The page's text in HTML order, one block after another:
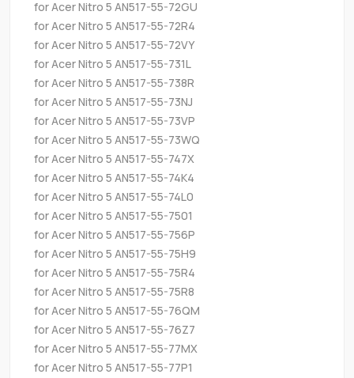
for Acer Nitro 5 AN517-55-72GU
for Acer Nitro 5 AN517-55-72R4
for Acer Nitro 5 AN517-55-72VY
for Acer Nitro 5 AN517-55-731L
for Acer Nitro 5 AN517-55-738R
for Acer Nitro 5 AN517-55-73NJ
for Acer Nitro 5 AN517-55-73VP
for Acer Nitro 5 AN517-55-73WQ
for Acer Nitro 5 AN517-55-747X
for Acer Nitro 5 AN517-55-74K4
for Acer Nitro 5 AN517-55-74L0
for Acer Nitro 5 AN517-55-7501
for Acer Nitro 5 AN517-55-756P
for Acer Nitro 5 AN517-55-75H9
for Acer Nitro 5 AN517-55-75R4
for Acer Nitro 5 AN517-55-75R8
for Acer Nitro 5 AN517-55-76QM
for Acer Nitro 5 AN517-55-76Z7
for Acer Nitro 5 AN517-55-77MX
for Acer Nitro 5 AN517-55-77P1